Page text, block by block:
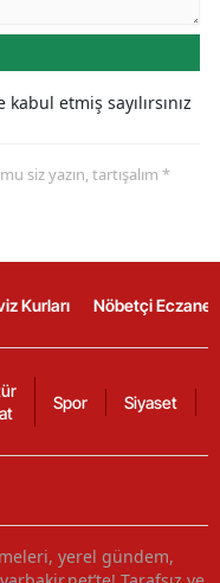
etmiş sayılırsınız
siz yazın, tartışalım *
Kurları Nöbetçi
Spor Siyaset
yerel gündem,